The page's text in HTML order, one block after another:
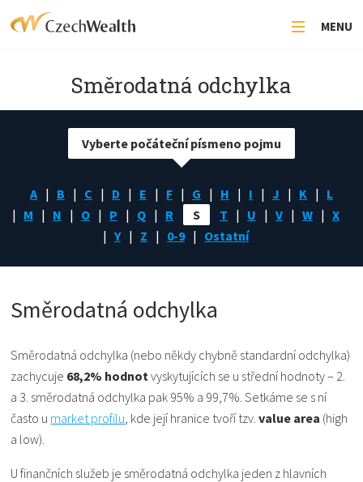
MENU
Směrodatná odchylka
A B C D E F G H I J K
L
M
N O P Q R S T U V W
X
Y
Z 0-9 Ostatní
Vyberte počáteční písmeno pojmu
Směrodatná odchylka
Směrodatná odchylka (nebo někdy chybně standardní odchylka)
zachycuje 68,2% hodnot vyskytujících se u střední hodnoty – 2.
a 3. směrodatná odchylka pak 95% a 99,7%. Setkáme se s ní
často u market profilu , kde její hranice tvoří tzv. value area (high
a low).
U finančních služeb je směrodatná odchylka jeden z hlavních